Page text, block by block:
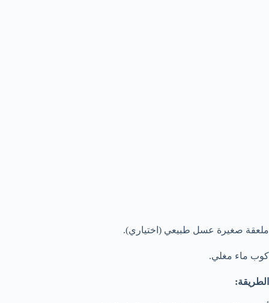
ملعقة صغيرة عسل طبيعي (اختياري).
كوب ماء مغلي.
الطريقة: